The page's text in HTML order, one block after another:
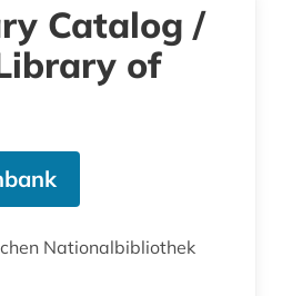
Catalog /
of
Nationalbibliothek